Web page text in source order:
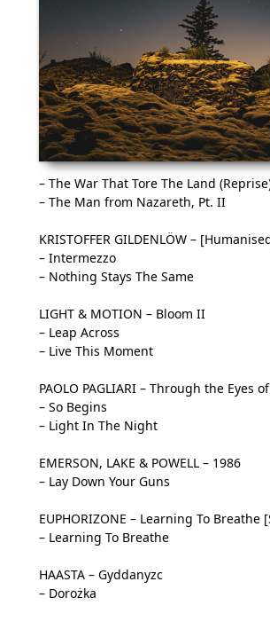
– The War That Tore The Land
– The Man from Nazareth, Pt. II
KRISTOFFER GILDENLÖW –
– Intermezzo
– Nothing Stays The Same
LIGHT & MOTION – Bloom II
– Leap Across
– Live This Moment
PAOLO PAGLIARI – Through the Eyes
– So Begins
– Light In The Night
EMERSON, LAKE & POWELL – 1986
– Lay Down Your Guns
EUPHORIZONE – Learning To Breathe
– Learning To Breathe
HAASTA – Gyddanyzc
– Dorożka